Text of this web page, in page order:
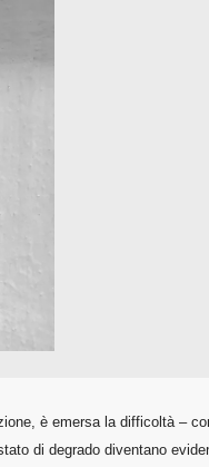
è emersa la difficoltà –
di degrado diventano